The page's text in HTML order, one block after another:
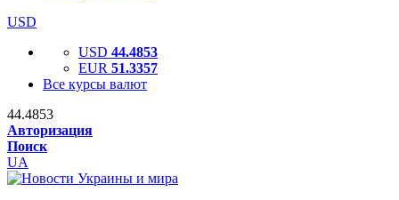
USD
USD 44.4853
EUR 51.3357
Все курсы валют
44.4853
Авторизация
Поиск
UA